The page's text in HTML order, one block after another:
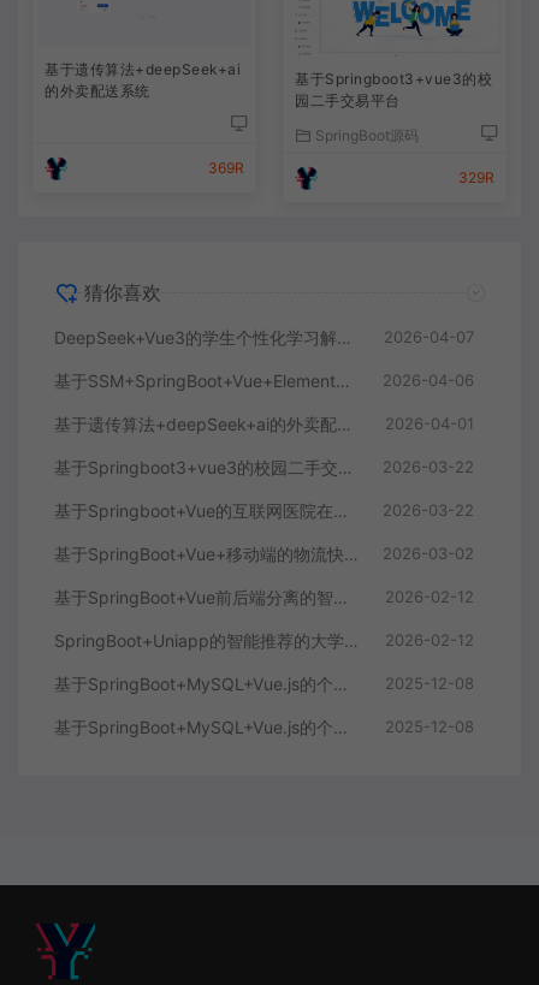
基于遗传算法+deepSeek+ai
的外卖配送系统
369R
基于Springboot3+vue3的校
园二手交易平台
SpringBoot源码
329R
猜你喜欢
DeepSeek+Vue3的学生个性化学习解答AI系统 2026-04-07
基于SSM+SpringBoot+Vue+ElementPlus的聊天im系统 2026-04-06
基于遗传算法+deepSeek+ai的外卖配送系统 2026-04-01
基于Springboot3+vue3的校园二手交易平台 2026-03-22
基于Springboot+Vue的互联网医院在线问诊系统 2026-03-22
基于SpringBoot+Vue+移动端的物流快递系统 2026-03-02
基于SpringBoot+Vue前后端分离的智能知识库问答系统 2026-02-12
SpringBoot+Uniapp的智能推荐的大学生社交平台 2026-02-12
基于SpringBoot+MySQL+Vue.js的个人健康管理系统(附论文) 2025-12-08
基于SpringBoot+MySQL+Vue.js的个性化推荐电商系统(附论文) 2025-12-08